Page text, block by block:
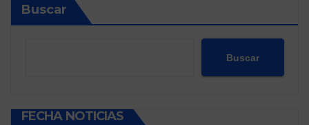
Buscar
Buscar
FECHA NOTICIAS